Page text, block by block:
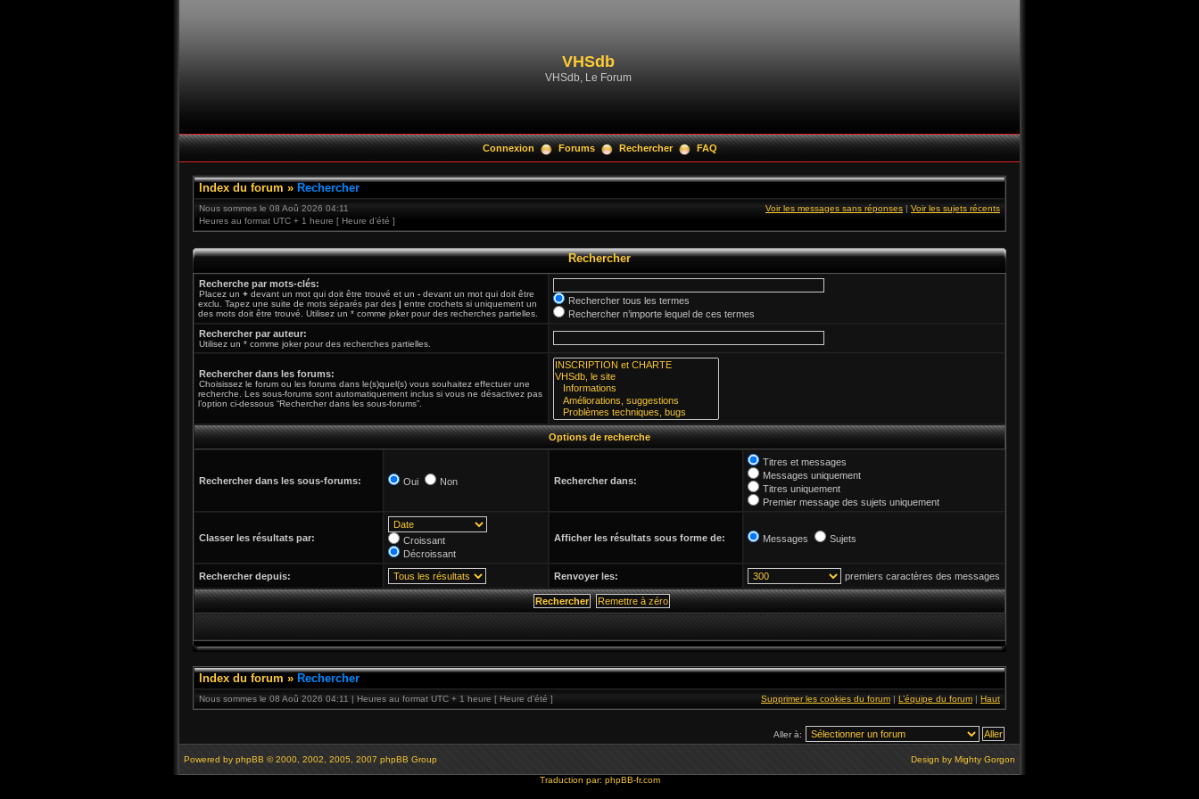
VHSdb
VHSdb, Le Forum
Connexion Forums Rechercher FAQ
Index du forum » Rechercher
Nous sommes le 08 Aoû 2026 04:11
Heures au format UTC + 1 heure [ Heure d’été ]
Voir les messages sans réponses | Voir les sujets récents
Rechercher
Recherche par mots-clés:
Placez un + devant un mot qui doit être trouvé et un - devant un mot qui doit être
exclu. Tapez une suite de mots séparés par des | entre crochets si uniquement un
des mots doit être trouvé. Utilisez un * comme joker pour des recherches partielles.
Rechercher tous les termes
Rechercher n’importe lequel de ces termes
Rechercher par auteur:
Utilisez un * comme joker pour des recherches partielles.
Rechercher dans les forums:
Choisissez le forum ou les forums dans le(s)quel(s) vous souhaitez effectuer une
recherche. Les sous-forums sont automatiquement inclus si vous ne désactivez pas
l’option ci-dessous “Rechercher dans les sous-forums”.
Options de recherche
Rechercher dans les sous-forums: Oui Non Rechercher dans:
Titres et messages
Messages uniquement
Titres uniquement
Premier message des sujets uniquement
Classer les résultats par:
Croissant
Décroissant
Afficher les résultats sous forme de: Messages Sujets
Rechercher depuis: Renvoyer les: premiers caractères des messages
Index du forum » Rechercher
Nous sommes le 08 Aoû 2026 04:11 | Heures au format UTC + 1 heure [ Heure d’été ] Supprimer les cookies du forum | L’équipe du forum | Haut
Aller à:
Powered by phpBB © 2000, 2002, 2005, 2007 phpBB Group Design by Mighty Gorgon
Traduction par: phpBB-fr.com